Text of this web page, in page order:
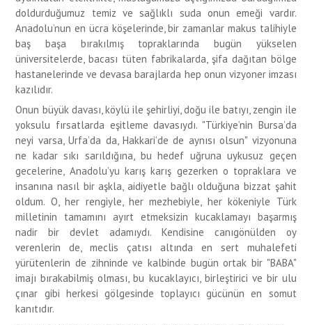
doldurduğumuz temiz ve sağlıklı suda onun emeği vardır.
Anadolu’nun en ücra köşelerinde, bir zamanlar makus talihiyle
baş başa bırakılmış topraklarında bugün yükselen
üniversitelerde, bacası tüten fabrikalarda, şifa dağıtan bölge
hastanelerinde ve devasa barajlarda hep onun vizyoner imzası
kazılıdır.
Onun büyük davası, köylü ile şehirliyi, doğu ile batıyı, zengin ile
yoksulu fırsatlarda eşitleme davasıydı. "Türkiye’nin Bursa’da
neyi varsa, Urfa’da da, Hakkari’de de aynısı olsun" vizyonuna
ne kadar sıkı sarıldığına, bu hedef uğruna uykusuz geçen
gecelerine, Anadolu’yu karış karış gezerken o topraklara ve
insanına nasıl bir aşkla, aidiyetle bağlı olduğuna bizzat şahit
oldum. O, her rengiyle, her mezhebiyle, her kökeniyle Türk
milletinin tamamını ayırt etmeksizin kucaklamayı başarmış
nadir bir devlet adamıydı. Kendisine canıgönülden oy
verenlerin de, meclis çatısı altında en sert muhalefeti
yürütenlerin de zihninde ve kalbinde bugün ortak bir "BABA"
imajı bırakabilmiş olması, bu kucaklayıcı, birleştirici ve bir ulu
çınar gibi herkesi gölgesinde toplayıcı gücünün en somut
kanıtıdır.